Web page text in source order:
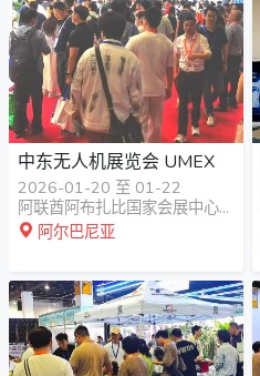
中东无人机展览会 UMEX
2026-01-20 至 01-22
阿联酋阿布扎比国家会展中心Abu Dhabi National Exhibitions Centre, ADNEC
阿尔巴尼亚